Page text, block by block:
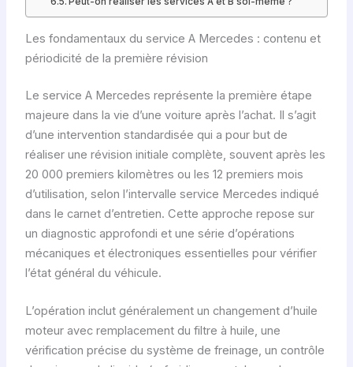
Les fondamentaux du service A Mercedes : contenu et
périodicité de la première révision
Le service A Mercedes représente la première étape
majeure dans la vie d’une voiture après l’achat. Il s’agit
d’une intervention standardisée qui a pour but de
réaliser une révision initiale complète, souvent après les
20 000 premiers kilomètres ou les 12 premiers mois
d’utilisation, selon l’intervalle service Mercedes indiqué
dans le carnet d’entretien. Cette approche repose sur
un diagnostic approfondi et une série d’opérations
mécaniques et électroniques essentielles pour vérifier
l’état général du véhicule.
L’opération inclut généralement un changement d’huile
moteur avec remplacement du filtre à huile, une
vérification précise du système de freinage, un contrôle